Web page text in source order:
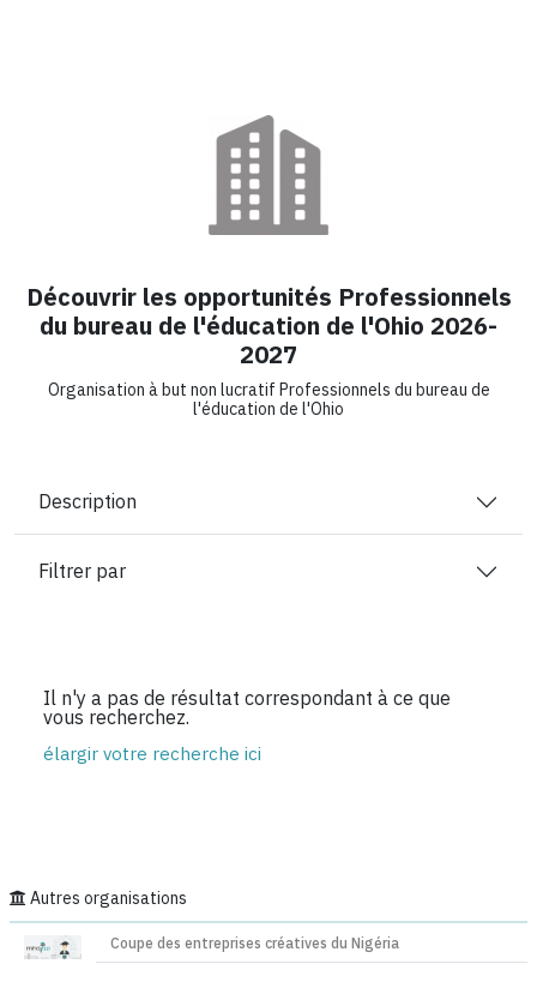
Découvrir les opportunités Professionnels
du bureau de l'éducation de l'Ohio 2026-
2027
Organisation à but non lucratif Professionnels du bureau de
l'éducation de l'Ohio
Description
Filtrer par
Il n'y a pas de résultat correspondant à ce que
vous recherchez.
élargir votre recherche ici
Autres organisations
Coupe des entreprises créatives du Nigéria